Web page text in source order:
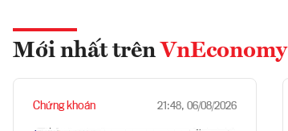
Mới nhất trên VnEconomy
Chứng khoán 21:48, 06/08/2026